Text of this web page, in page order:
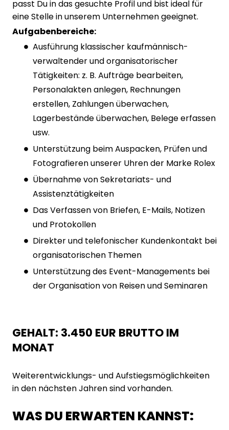
passt Du in das gesuchte Profil und bist ideal für
eine Stelle in unserem Unternehmen geeignet.
Aufgabenbereiche:
Ausführung klassischer kaufmännisch-
verwaltender und organisatorischer
Tätigkeiten: z. B. Aufträge bearbeiten,
Personalakten anlegen, Rechnungen
erstellen, Zahlungen überwachen,
Lagerbestände überwachen, Belege erfassen
usw.
Unterstützung beim Auspacken, Prüfen und
Fotografieren unserer Uhren der Marke Rolex
Übernahme von Sekretariats- und
Assistenztätigkeiten
Das Verfassen von Briefen, E-Mails, Notizen
und Protokollen
Direkter und telefonischer Kundenkontakt bei
organisatorischen Themen
Unterstützung des Event-Managements bei
der Organisation von Reisen und Seminaren
GEHALT: 3.450 EUR BRUTTO IM
MONAT
Weiterentwicklungs- und Aufstiegsmöglichkeiten
in den nächsten Jahren sind vorhanden.
WAS DU ERWARTEN KANNST: